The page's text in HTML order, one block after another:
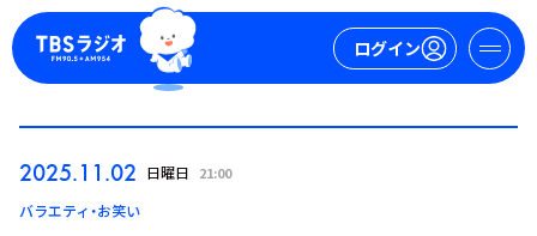
ログイン
ログイン
2025.11.02 日曜日 21:00
バラエティ・お笑い